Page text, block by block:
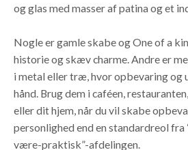
og glas med masser af patina og et
Nogle er gamle skabe og One of a
historie og skæv charme. Andre er
i metal eller træ, hvor opbevaring og
hånd. Brug dem i caféen,
eller dit hjem, når du vil skabe
personlighed end en standardreol
være-praktisk”-afdelingen.